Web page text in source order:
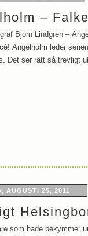
–
Björn Lindgren –
Ängelholm leder
Det ser rätt så trevligt
AUGUSTI 25, 2011
som hade